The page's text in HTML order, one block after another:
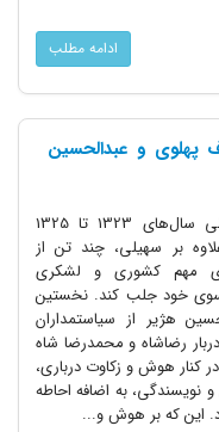
ادامه مطلب
پهلوی و عبدالحسین
اشرف در طی سال‌های 1323 تا 1325
بر سهیلی، چند تن از
کشوری و لشکری
خود جلب کند. نخستین
هژیر از سیاستمداران
رضاشاه و محمدرضا شاه
هوش و زکاوت درباری،
به اضافه احاطه
این که بر هوش و...